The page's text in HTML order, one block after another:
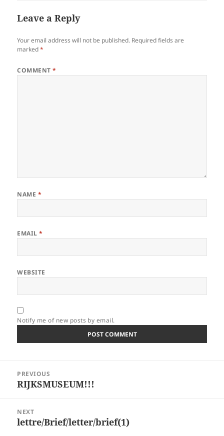
Leave a Reply
Your email address will not be published. Required fields are
marked*
COMMENT*
NAME *
EMAIL*
WEBSITE
Notify me of new posts by email.
navigation
PREVIOUS
Previous
RIJKSMUSEUM!!!
NEXT
Next
lettre/Brief/letter/brief(1)